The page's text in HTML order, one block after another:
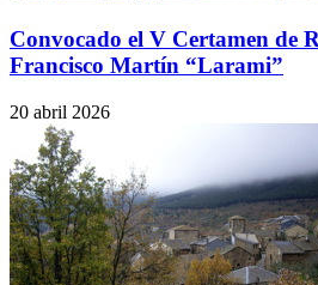
Convocado el V Certamen de
Francisco Martín “Larami”
20 abril 2026